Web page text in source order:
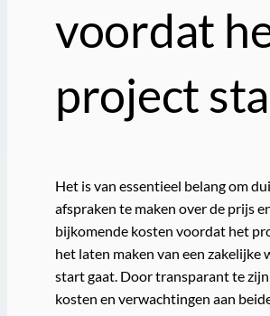
voordat
project
Het is van essentieel belang om
afspraken te maken over de prijs
bijkomende kosten voordat het
het laten maken van een zakelijke
start gaat. Door transparant te
kosten en verwachtingen aan